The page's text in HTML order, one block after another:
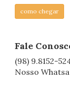
como chegar
Fale
(98) 9.8152-
Nosso